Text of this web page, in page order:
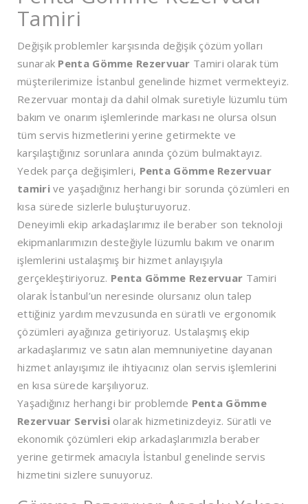
Tamiri
Değişik problemler karşısında değişik çözüm yolları
sunarak Penta Gömme Rezervuar Tamiri olarak tüm
müşterilerimize İstanbul genelinde hizmet vermekteyiz.
Rezervuar montajı da dahil olmak suretiyle lüzumlu tüm
bakım ve onarım işlemlerinde markası ne olursa olsun
tüm servis hizmetlerini yerine getirmekte ve
karşılaştığınız sorunlara anında çözüm bulmaktayız.
Yedek parça değişimleri, Penta Gömme Rezervuar
tamirive yaşadığınız herhangi bir sorunda çözümleri en
kısa sürede sizlerle buluşturuyoruz.
Deneyimli ekip arkadaşlarımız ile beraber son teknoloji
ekipmanlarımızın desteğiyle lüzumlu bakım ve onarım
işlemlerini ustalaşmış bir hizmet anlayışıyla
gerçekleştiriyoruz. Penta Gömme Rezervuar Tamiri
olarak İstanbul’un neresinde olursanız olun talep
ettiğiniz yardım mevzusunda en süratli ve ergonomik
çözümleri ayağınıza getiriyoruz. Ustalaşmış ekip
arkadaşlarımız ve satın alan memnuniyetine dayanan
hizmet anlayışımız ile ihtiyacınız olan servis işlemlerini
en kısa sürede karşılıyoruz.
Yaşadığınız herhangi bir problemde Penta Gömme
Rezervuar Servisi olarak hizmetinizdeyiz. Süratli ve
ekonomik çözümleri ekip arkadaşlarımızla beraber
yerine getirmek amacıyla İstanbul genelinde servis
hizmetini sizlere sunuyoruz.